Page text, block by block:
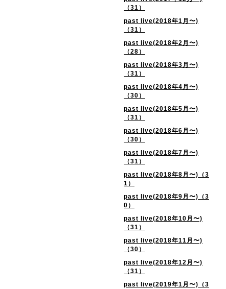
（31）
past live(2018年1月〜)
（31）
past live(2018年2月〜)
（28）
past live(2018年3月〜)
（31）
past live(2018年4月〜)
（30）
past live(2018年5月〜)
（31）
past live(2018年6月〜)
（30）
past live(2018年7月〜)
（31）
past live(2018年8月〜)（3
1）
past live(2018年9月〜)（3
0）
past live(2018年10月〜)
（31）
past live(2018年11月〜)
（30）
past live(2018年12月〜)
（31）
past live(2019年1月〜)（3